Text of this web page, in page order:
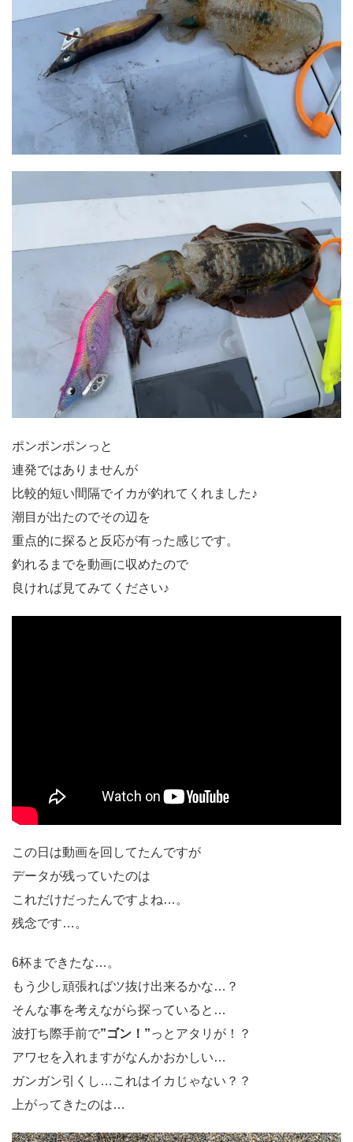
ポンポンポンっと
連発ではありませんが
比較的短い間隔でイカが釣れてくれました♪
潮目が出たのでその辺を
重点的に探ると反応が有った感じです。
釣れるまでを動画に収めたので
良ければ見てみてください♪
この日は動画を回してたんですが
データが残っていたのは
これだけだったんですよね…。
残念です…。
6杯まできたな…。
もう少し頑張ればツ抜け出来るかな…？
そんな事を考えながら探っていると…
波打ち際手前で”ゴン！”っとアタリが！？
アワセを入れますがなんかおかしい…
ガンガン引くし…これはイカじゃない？？
上がってきたのは…